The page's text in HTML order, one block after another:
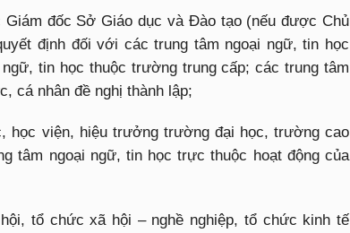
Giám đốc Sở Giáo dục và Đào tạo (nếu được Chủ
định đối với các trung tâm ngoại ngữ, tin học
tin học thuộc trường trung cấp; các trung tâm
cá nhân đề nghị thành lập;
học viện, hiệu trưởng trường đại học, trường cao
tâm ngoại ngữ, tin học trực thuộc hoạt động của
tổ chức xã hội – nghề nghiệp, tổ chức kinh tế